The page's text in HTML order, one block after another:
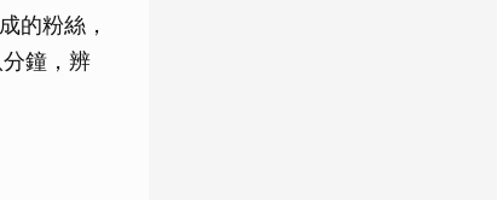
的粉絲，
鐘，辨